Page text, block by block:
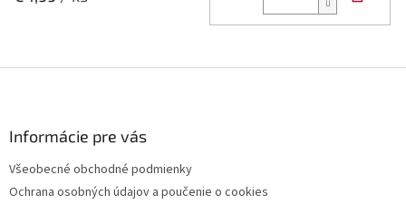
Informácie pre vás
Všeobecné obchodné podmienky
Ochrana osobných údajov a poučenie o cookies